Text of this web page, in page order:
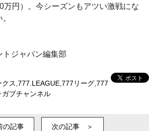
万円）。今シーズンもアツい激戦にな
ジャパン編集部
ス 777.LEAGUE 777リーグ 777
ガブチャンネル
記事 次の記事 ＞